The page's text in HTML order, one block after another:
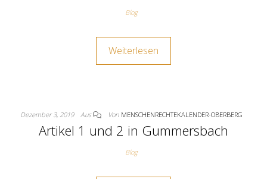
Blog
Weiterlesen
Dezember 3, 2019 Aus Von MENSCHENRECHTEKALENDER-OBERBERG
Artikel 1 und 2 in Gummersbach
Blog